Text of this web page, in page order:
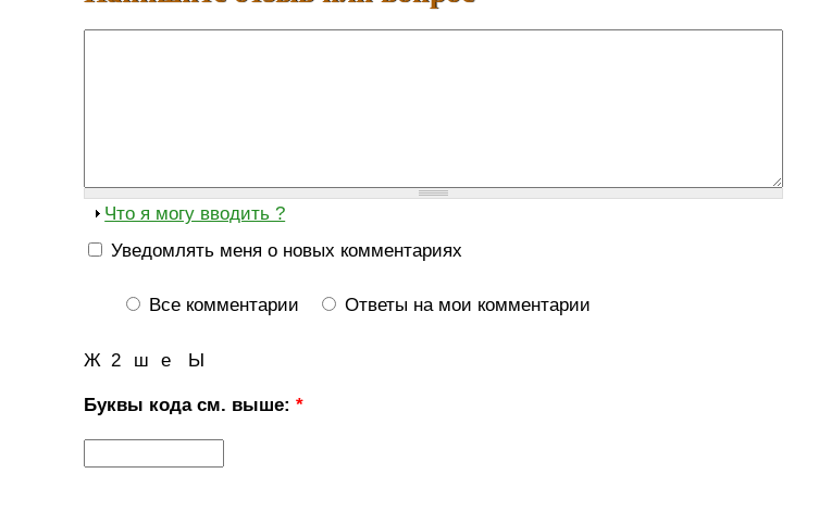
Что я могу вводить ?
Уведомлять меня о новых комментариях
Все комментарии Ответы на мои комментарии
2 ш Ы
е
Ж
Буквы кода см. выше:*